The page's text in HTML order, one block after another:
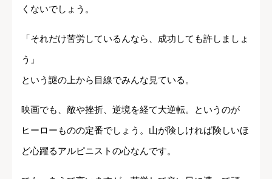
くないでしょう。
「それだけ苦労しているんなら、成功しても許しましょ
う」
という謎の上から目線でみんな見ている。
映画でも、敵や挫折、逆境を経て大逆転。というのが
ヒーローものの定番でしょう。山が険しければ険しいほ
ど心躍るアルピニストの心なんです。